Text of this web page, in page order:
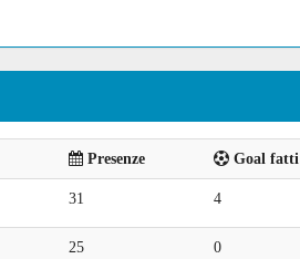
Presenze Goal fatti
31 4
25 0